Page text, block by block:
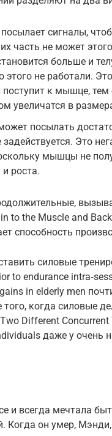
сигналы,
часть не может
больше и
не работали.
к мышце,
увеличатся в
посылать
Это
мышцы не
роста.
to the Muscle and
способность
силовые
to endurance
in elderly men
когда силовые
Different Concurrent
даже у очень
и всегда мечтала
Когда он умер,